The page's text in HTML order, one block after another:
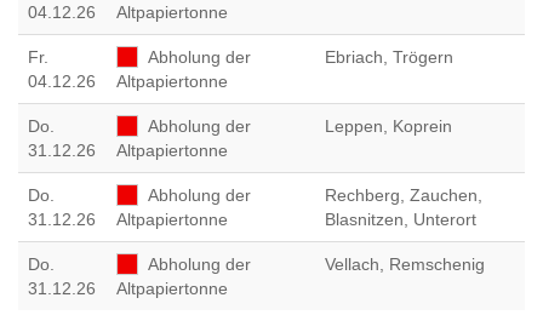
04.12.26
Altpapiertonne
Fr.
04.12.26
Abholung der
Altpapiertonne
Ebriach, Trögern
Do.
31.12.26
Abholung der
Altpapiertonne
Leppen, Koprein
Do.
31.12.26
Abholung der
Altpapiertonne
Rechberg, Zauchen,
Blasnitzen, Unterort
Do.
31.12.26
Abholung der
Altpapiertonne
Vellach, Remschenig